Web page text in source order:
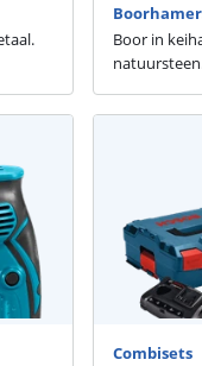
Boor in
Combisets